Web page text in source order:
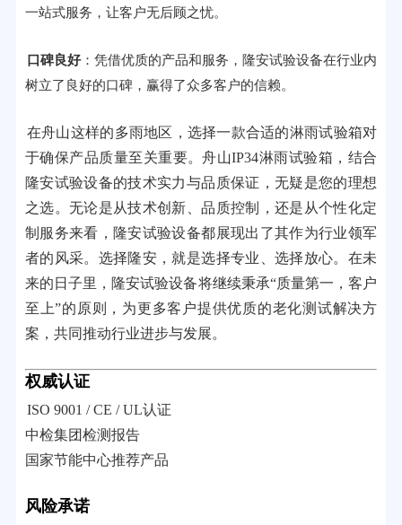
一站式服务，让客户无后顾之忧。
口碑良好：凭借优质的产品和服务，隆安试验设备在行业内
树立了良好的口碑，赢得了众多客户的信赖。
在舟山这样的多雨地区，选择一款合适的淋雨试验箱对
于确保产品质量至关重要。舟山IP34淋雨试验箱，结合
隆安试验设备的技术实力与品质保证，无疑是您的理想
之选。无论是从技术创新、品质控制，还是从个性化定
制服务来看，隆安试验设备都展现出了其作为行业领军
者的风采。选择隆安，就是选择专业、选择放心。在未
来的日子里，隆安试验设备将继续秉承“质量第一，客户
至上”的原则，为更多客户提供优质的老化测试解决方
案，共同推动行业进步与发展。
权威认证
ISO 9001 / CE / UL认证
中检集团检测报告
国家节能中心推荐产品
风险承诺